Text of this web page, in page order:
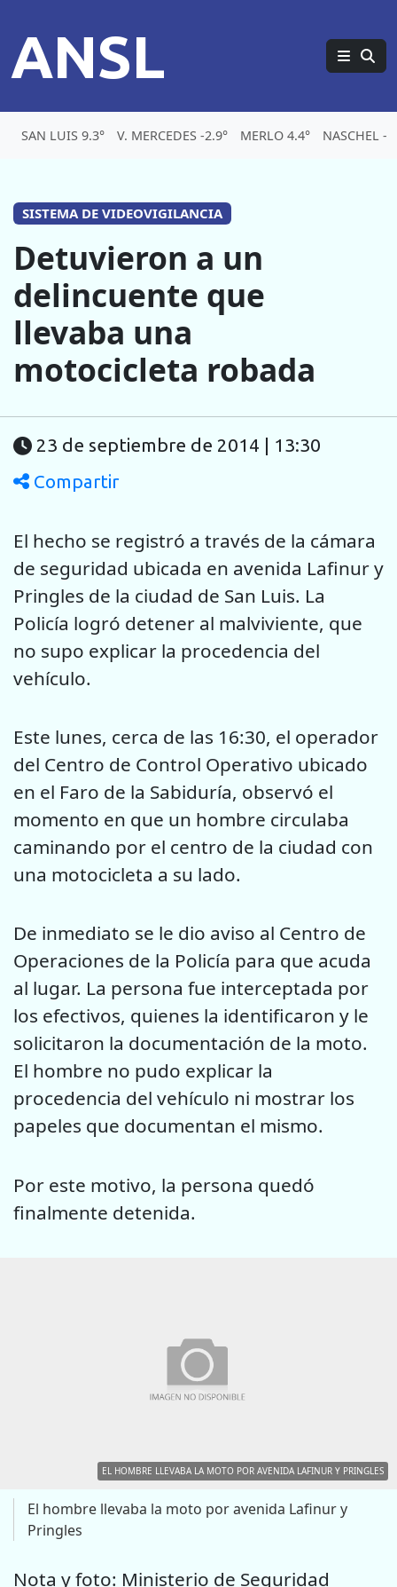
ANSL
SAN LUIS 9.3° V. MERCEDES -2.9° MERLO 4.4° NASCHEL -
SISTEMA DE VIDEOVIGILANCIA
Detuvieron a un
delincuente que
llevaba una
motocicleta robada
23 de septiembre de 2014 | 13:30
Compartir
El hecho se registró a través de la cámara
de seguridad ubicada en avenida Lafinur y
Pringles de la ciudad de San Luis. La
Policía logró detener al malviviente, que
no supo explicar la procedencia del
vehículo.
Este lunes, cerca de las 16:30, el operador
del Centro de Control Operativo ubicado
en el Faro de la Sabiduría, observó el
momento en que un hombre circulaba
caminando por el centro de la ciudad con
una motocicleta a su lado.
De inmediato se le dio aviso al Centro de
Operaciones de la Policía para que acuda
al lugar. La persona fue interceptada por
los efectivos, quienes la identificaron y le
solicitaron la documentación de la moto.
El hombre no pudo explicar la
procedencia del vehículo ni mostrar los
papeles que documentan el mismo.
Por este motivo, la persona quedó
finalmente detenida.
EL HOMBRE LLEVABA LA MOTO POR AVENIDA LAFINUR Y PRINGLES
El hombre llevaba la moto por avenida Lafinur y
Pringles
Nota y foto: Ministerio de Seguridad